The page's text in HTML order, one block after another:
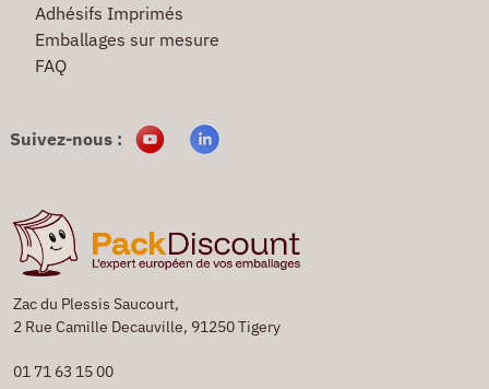
Zac du Plessis Saucourt,
2 Rue Camille Decauville, 91250 Tigery
01 71 63 15 00
Adhésifs Imprimés
Emballages sur mesure
FAQ
Suivez-nous :